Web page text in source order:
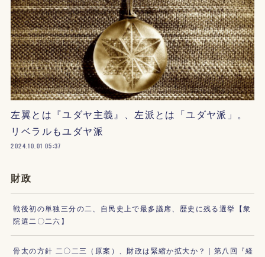
左翼とは『ユダヤ主義』、左派とは「ユダヤ派」。
リベラルもユダヤ派
2024.10.01 05:37
財政
戦後初の単独三分の二、自民史上で最多議席、歴史に残る選挙【衆
院選二〇二六】
骨太の方針 二〇二三（原案）、財政は緊縮か拡大か？｜第八回『経